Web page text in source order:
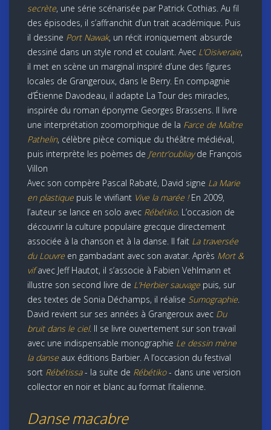
secrète, une série scénarisée par Patrick Cothias. Au fil
des épisodes, il s’affranchit d’un trait académique. Puis
il dessine Port Nawak, un récit ironiquement absurde
dessiné dans un style rond et coulant. Avec L’Oisiveraie,
il met en scène un marginal inspiré d’une des figures
locales de Grangeroux, dans le Berry. En compagnie
d’Étienne Davodeau, il adapte La Tour des miracles,
inspirée du roman éponyme Georges Brassens. Il livre
une interprétation zoomorphique de la Farce de Maître
Pathelin, célèbre pièce comique du théâtre médiéval,
puis interprète les poèmes de J’entr’oubliayde François
Villon
Avec son compère Pascal Rabaté, David signe La Marie
en plastique puis le vivifiant Vive la marée !En 2009,
l’auteur se lance en solo avec Rébétiko. L’occasion de
découvrir la culture populaire grecque directement
associée à la chanson et à la danse. Il fait La traversée
du Louvre en gambadant avec son avatar. Après Mort &
vifavec Jeff Hautot, il s’associe à Fabien Vehlmann et
illustre son second livre de L’Herbier sauvage puis, sur
des textes de Sonia Déchamps, il réalise Sumographie
David revient sur ses années à Grangeroux avec Du
bruit dans le ciel. Il se livre ouvertement sur son travail
avec une indispensable monographie Le dessin mène
la danse aux éditions Barbier. A l’occasion du festival
sort Rébétissa- la suite de Rébétiko- dans une version
collector en noir et blanc au format l’italienne.
Danse macabre